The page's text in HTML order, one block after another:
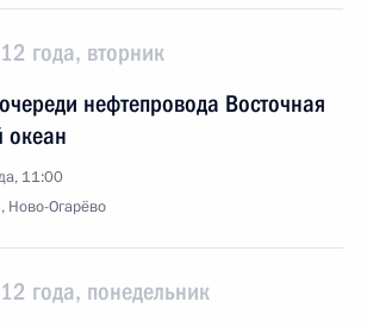
года, вторник
нефтепровода Восточная
океан
11:00
Ново-Огарёво
года, понедельник